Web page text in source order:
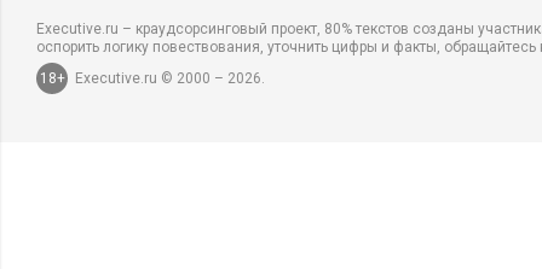
Executive.ru – краудсорсинговый проект, 80% текстов созданы
оспорить логику повествования, уточнить цифры и факты,
18+
Executive.ru © 2000 – 2026.